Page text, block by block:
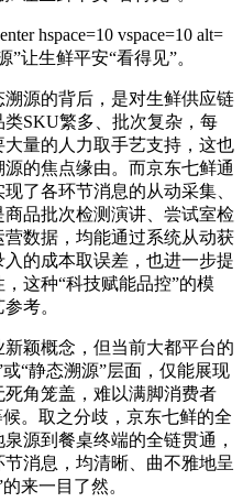
hspace=10 vspace=10 alt=
让生鲜平安“看得见”。
源的背后，是对生鲜供应链
SKU繁多、批次复杂，每
量的人力取手艺支持，这也
的焦点缘由。而京东七鲜通
了各环节消息的从动采集、
品批次检测演讲、尝试室检
数据，均能通过系统从动获
的成本取误差，也进一步提
这种“科技赋能品控”的模
考。
颖概念，但当前大都平台的
“静态溯源”层面，仅能展现
角笼盖，难以满脚消费者
。取之分歧，京东七鲜的全
源到餐桌终端的全链贯通，
消息，均清晰、曲不雅地呈
来一目了然。